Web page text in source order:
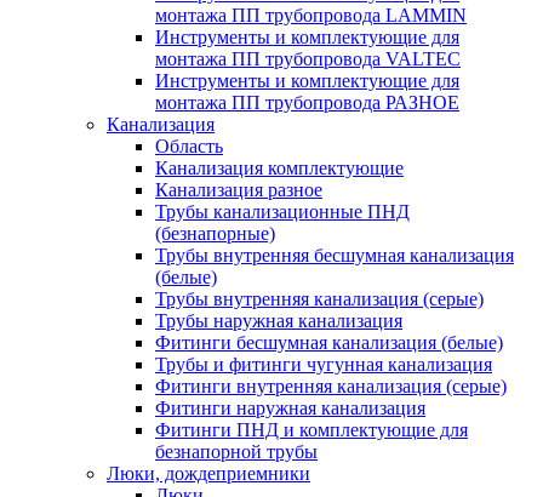
монтажа ПП трубопровода LAMMIN
Инструменты и комплектующие для
монтажа ПП трубопровода VALTEC
Инструменты и комплектующие для
монтажа ПП трубопровода РАЗНОЕ
Канализация
Область
Канализация комплектующие
Канализация разное
Трубы канализационные ПНД
(безнапорные)
Трубы внутренняя бесшумная канализация
(белые)
Трубы внутренняя канализация (серые)
Трубы наружная канализация
Фитинги бесшумная канализация (белые)
Трубы и фитинги чугунная канализация
Фитинги внутренняя канализация (серые)
Фитинги наружная канализация
Фитинги ПНД и комплектующие для
безнапорной трубы
Люки, дождеприемники